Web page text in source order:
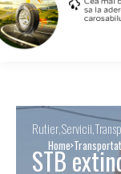
Home
RutierServicii
STB